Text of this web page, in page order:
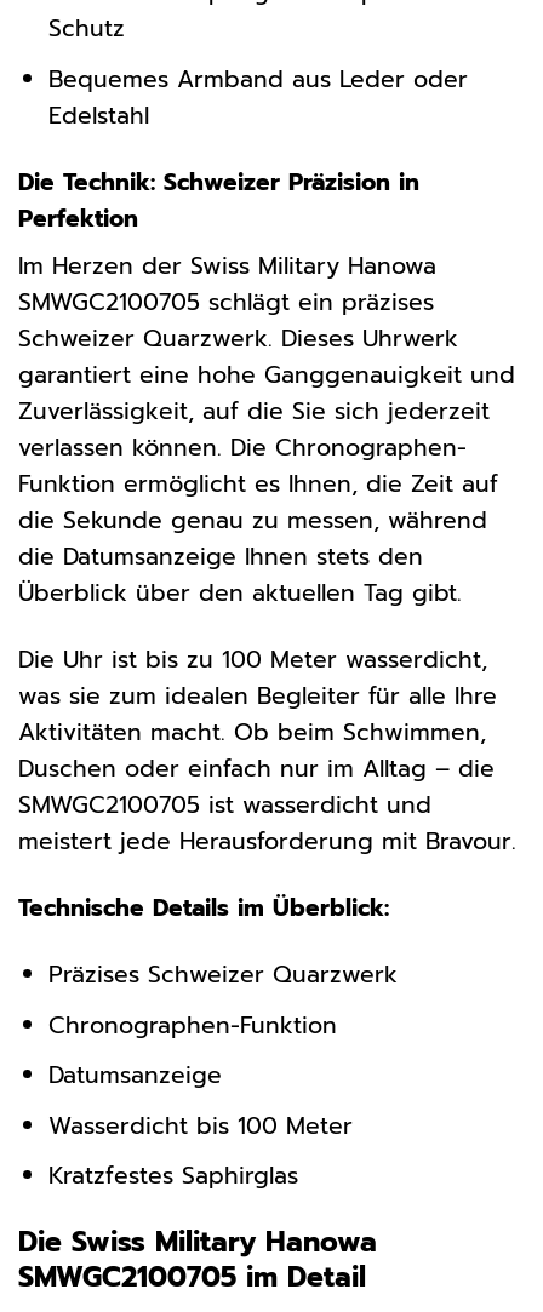
Schutz
Bequemes Armband aus Leder oder
Edelstahl
Die Technik: Schweizer Präzision in
Perfektion
Im Herzen der Swiss Military Hanowa
SMWGC2100705 schlägt ein präzises
Schweizer Quarzwerk. Dieses Uhrwerk
garantiert eine hohe Ganggenauigkeit und
Zuverlässigkeit, auf die Sie sich jederzeit
verlassen können. Die Chronographen-
Funktion ermöglicht es Ihnen, die Zeit auf
die Sekunde genau zu messen, während
die Datumsanzeige Ihnen stets den
Überblick über den aktuellen Tag gibt.
Die Uhr ist bis zu 100 Meter wasserdicht,
was sie zum idealen Begleiter für alle Ihre
Aktivitäten macht. Ob beim Schwimmen,
Duschen oder einfach nur im Alltag – die
SMWGC2100705 ist wasserdicht und
meistert jede Herausforderung mit Bravour.
Technische Details im Überblick:
Präzises Schweizer Quarzwerk
Chronographen-Funktion
Datumsanzeige
Wasserdicht bis 100 Meter
Kratzfestes Saphirglas
Die Swiss Military Hanowa
SMWGC2100705 im Detail